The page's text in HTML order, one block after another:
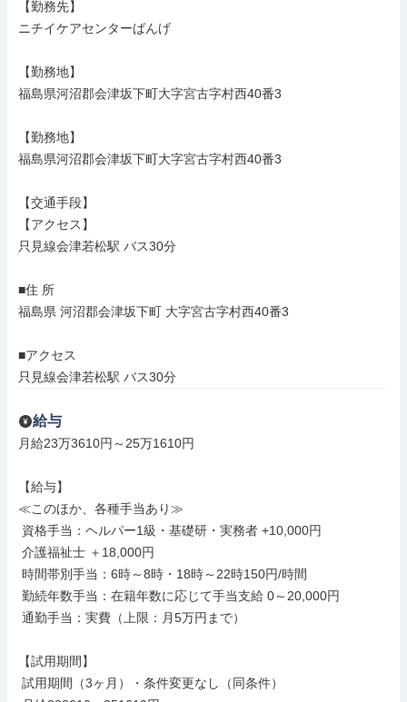
【勤務先】
ニチイケアセンターばんげ
【勤務地】
福島県河沼郡会津坂下町大字宮古字村西40番3
【勤務地】
福島県河沼郡会津坂下町大字宮古字村西40番3
【交通手段】
【アクセス】
只見線会津若松駅 バス30分
■住 所
福島県 河沼郡会津坂下町 大字宮古字村西40番3
■アクセス
只見線会津若松駅 バス30分
給与
月給23万3610円～25万1610円
【給与】
≪このほか、各種手当あり≫
【試用期間】